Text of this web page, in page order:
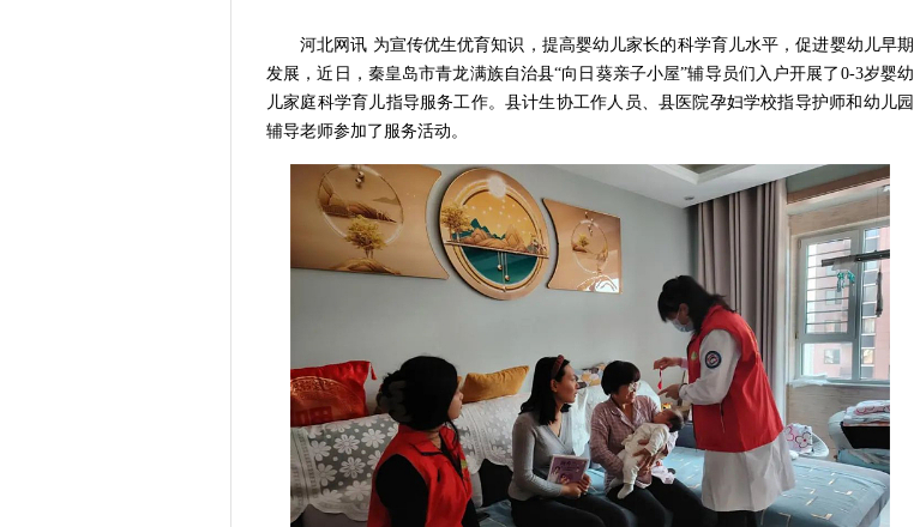
河北网讯 为宣传优生优育知识，提高婴幼儿家长的科学育儿水平，促进婴幼儿早期
发展，近日，秦皇岛市青龙满族自治县“向日葵亲子小屋”辅导员们入户开展了0-3岁婴幼
儿家庭科学育儿指导服务工作。县计生协工作人员、县医院孕妇学校指导护师和幼儿园
辅导老师参加了服务活动。